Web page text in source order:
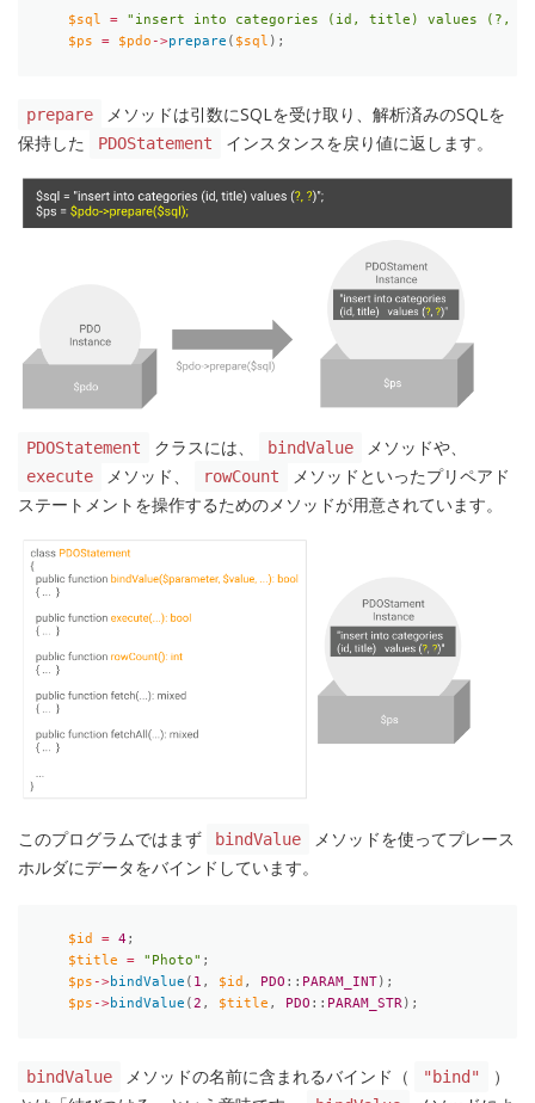
$sql =
"insert into categories (id, title) values (?,
$ps
= $pdo ->prepare ( $sql ) ;
prepare
メソッドは引数にSQLを受け取り、解析済みのSQLを
保持した
PDOStatement インスタンスを戻り値に返します。
PDOStatement クラスには、 bindValue メソッドや、
execute メソッド、 rowCount
メソッドといったプリペアド
ステートメントを操作するためのメソッドが用意されています。
このプログラムではまず bindValue
メソッドを使ってプレース
ホルダにデータをバインドしています。
$id = 4;
$title
= "Photo" ;
$ps ->bindValue ( 1 , $id , PDO : : PARAM_INT) ;
$ps ->bindValue ( 2 , $title , PDO : : PARAM_STR) ;
bindValue メソッドの名前に含まれるバインド（ "bind"
）